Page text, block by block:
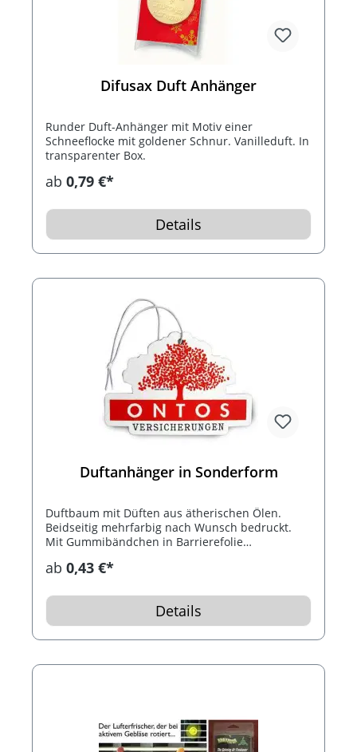
Difusax Duft Anhänger
Runder Duft-Anhänger mit Motiv einer
Schneeflocke mit goldener Schnur. Vanilleduft. In
transparenter Box.
ab 0,79 €*
Details
Duftanhänger in Sonderform
Duftbaum mit Düften aus ätherischen Ölen.
Beidseitig mehrfarbig nach Wunsch bedruckt.
Mit Gummibändchen in Barrierefolie
ab 0,43 €*
Details